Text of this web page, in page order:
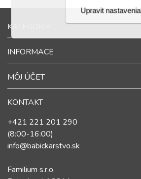
Upravit nastavenia
KATEGORIE
INFORMACE
MÔJ ÚČET
KONTAKT
+421 221 201 290
(8:00-16:00)
info@babickarstvo.sk
Familium s.r.o.